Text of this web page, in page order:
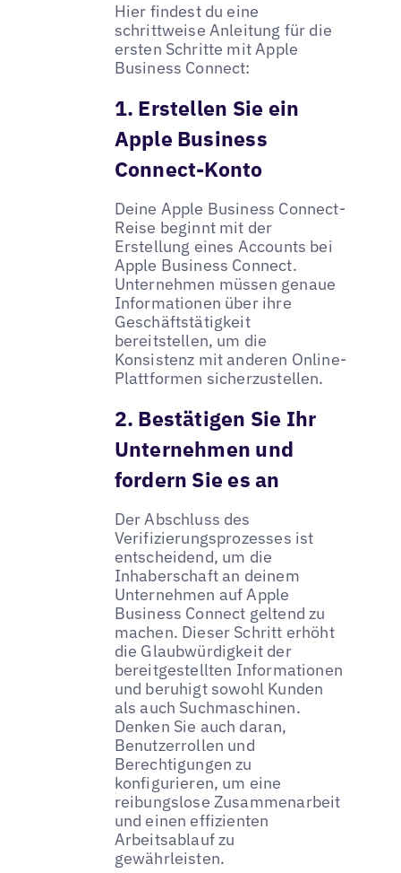
Hier findest du eine
schrittweise Anleitung für die
ersten Schritte mit Apple
Business Connect:
1. Erstellen Sie ein
Apple Business
Connect-Konto
Deine Apple Business Connect-
Reise beginnt mit der
Erstellung eines Accounts bei
Apple Business Connect.
Unternehmen müssen genaue
Informationen über ihre
Geschäftstätigkeit
bereitstellen, um die
Konsistenz mit anderen Online-
Plattformen sicherzustellen.
2. Bestätigen Sie Ihr
Unternehmen und
fordern Sie es an
Der Abschluss des
Verifizierungsprozesses ist
entscheidend, um die
Inhaberschaft an deinem
Unternehmen auf Apple
Business Connect geltend zu
machen. Dieser Schritt erhöht
die Glaubwürdigkeit der
bereitgestellten Informationen
und beruhigt sowohl Kunden
als auch Suchmaschinen.
Denken Sie auch daran,
Benutzerrollen und
Berechtigungen zu
konfigurieren, um eine
reibungslose Zusammenarbeit
und einen effizienten
Arbeitsablauf zu
gewährleisten.